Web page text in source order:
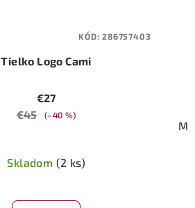
Tielko Logo Cami
€27
€45
(–40 %)
Skladom (2 ks)
KÓD:286757403
M